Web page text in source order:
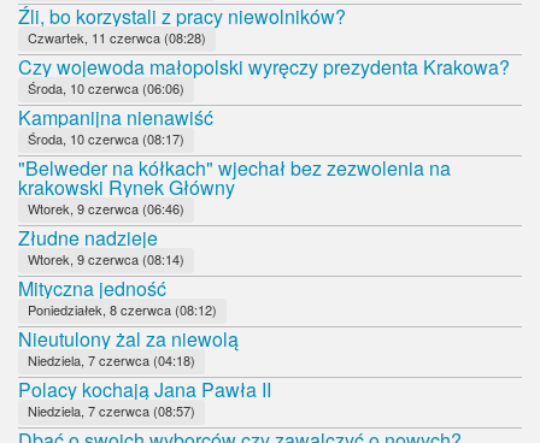
Źli, bo korzystali z pracy niewolników?
Czwartek, 11 czerwca (08:28)
Czy wojewoda małopolski wyręczy prezydenta Krakowa?
Środa, 10 czerwca (06:06)
Kampanijna nienawiść
Środa, 10 czerwca (08:17)
"Belweder na kółkach" wjechał bez zezwolenia na
krakowski Rynek Główny
Wtorek, 9 czerwca (06:46)
Złudne nadzieje
Wtorek, 9 czerwca (08:14)
Mityczna jedność
Poniedziałek, 8 czerwca (08:12)
Nieutulony żal za niewolą
Niedziela, 7 czerwca (04:18)
Polacy kochają Jana Pawła II
Niedziela, 7 czerwca (08:57)